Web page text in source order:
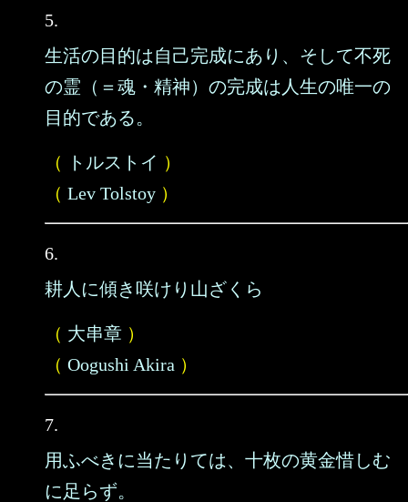
5.
生活の目的は自己完成にあり、そして不死
の霊（＝魂・精神）の完成は人生の唯一の
目的である。
（ トルストイ ）
（ Lev Tolstoy ）
6.
耕人に傾き咲けり山ざくら
（ 大串章 ）
（ Oogushi Akira ）
7.
用ふべきに当たりては、十枚の黄金惜しむ
に足らず。